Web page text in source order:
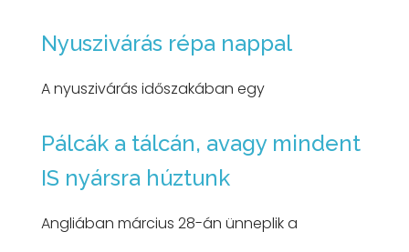
Nyuszivárás répa nappal
A nyuszivárás időszakában egy
Pálcák a tálcán, avagy mindent
IS nyársra húztunk
Angliában március 28-án ünneplik a